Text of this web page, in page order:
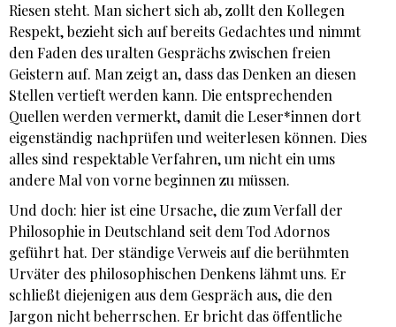
Riesen steht. Man sichert sich ab, zollt den Kollegen
Respekt, bezieht sich auf bereits Gedachtes und nimmt
den Faden des uralten Gesprächs zwischen freien
Geistern auf. Man zeigt an, dass das Denken an diesen
Stellen vertieft werden kann. Die entsprechenden
Quellen werden vermerkt, damit die Leser*innen dort
eigenständig nachprüfen und weiterlesen können. Dies
alles sind respektable Verfahren, um nicht ein ums
andere Mal von vorne beginnen zu müssen.
Und doch: hier ist eine Ursache, die zum Verfall der
Philosophie in Deutschland seit dem Tod Adornos
geführt hat. Der ständige Verweis auf die berühmten
Urväter des philosophischen Denkens lähmt uns. Er
schließt diejenigen aus dem Gespräch aus, die den
Jargon nicht beherrschen. Er bricht das öffentliche